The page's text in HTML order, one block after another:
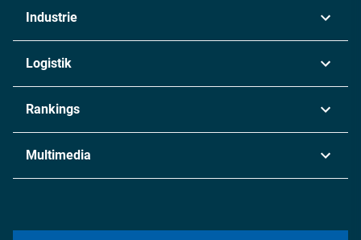
Industrie
Chemie
Metall
Energie
Logistik
Rankings
Multimedia